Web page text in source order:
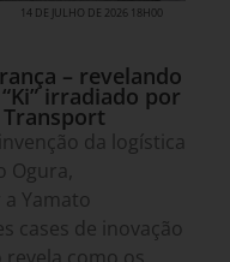
14 DE JULHO DE 2026 18H00
– revelando
irradiado por
da logística
Ogura,
Yamato
cases de inovação